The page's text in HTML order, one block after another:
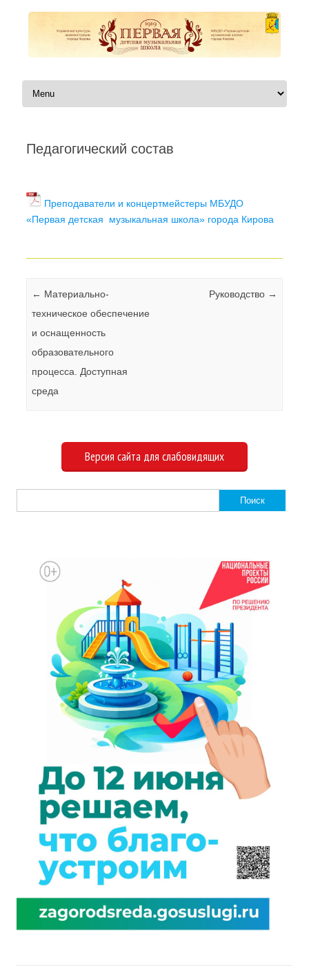
Перейти к содержимому
Педагогический состав
Преподаватели и концертмейстеры МБУДО
«Первая детская музыкальная школа» города Кирова
Навигация по записям
← Материально-
техническое обеспечение
и оснащенность
образовательного
процесса. Доступная
среда
Руководство →
Версия сайта для слабовидящих